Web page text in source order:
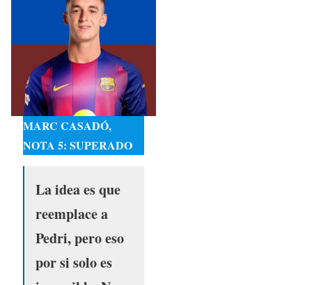
MARC CASADÓ,
NOTA 5: SUPERADO
La idea es que
reemplace a
Pedri, pero eso
por si solo es